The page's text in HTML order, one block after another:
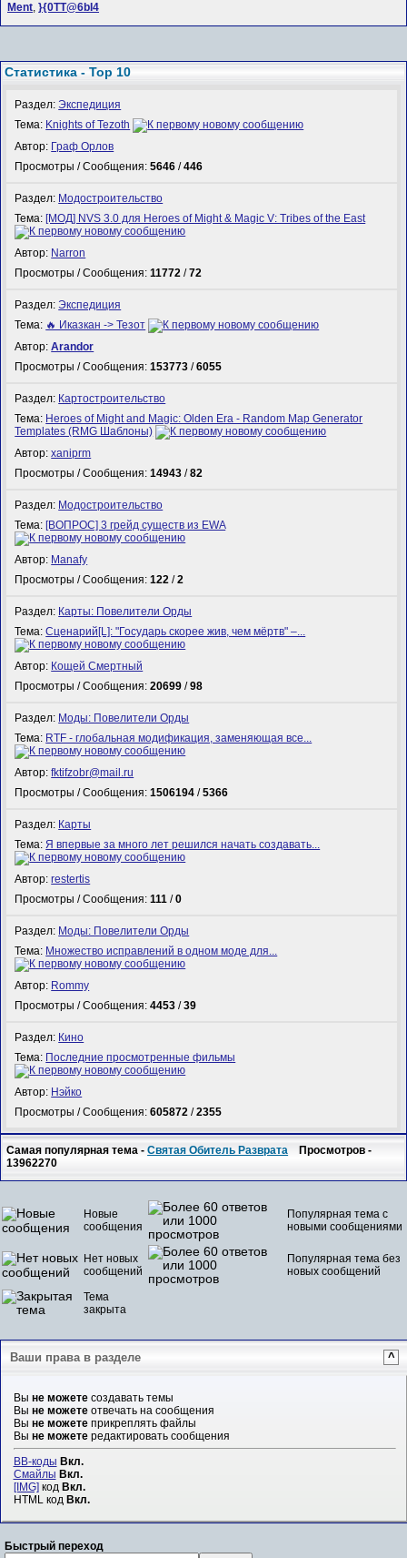
Ment, }{0TT@6bI4
Статистика - Top 10
Раздел:Экспедиция
Тема: Knights of Tezoth
Автор: Граф Орлов
Просмотры / Сообщения:5646 /446
Раздел: Модостроительство
Тема: [МОД] NVS 3.0 для Heroes of Might & Magic V: Tribes of the East
Автор: Narron
Просмотры / Сообщения:11772 /72
Раздел:Экспедиция
Тема: 🔥 Иказкан -> Тезот
Автор:Arandor
Просмотры / Сообщения:153773 /6055
Раздел: Картостроительство
Тема: Heroes of Might and Magic: Olden Era - Random Map Generator
Templates (RMG Шаблоны)
Автор:xaniprm
Просмотры / Сообщения:14943 /82
Раздел: Модостроительство
Тема: [ВОПРОС] 3 грейд существ из EWA
Автор: Manafy
Просмотры / Сообщения:122 /2
Раздел: Карты: Повелители Орды
Тема:Сценарий[L]: "Государь скорее жив, чем мёртв" –...
Автор: Кощей Смертный
Просмотры / Сообщения:20699 /98
Раздел: Моды: Повелители Орды
Тема: RTF - глобальная модификация, заменяющая все...
Автор:fktifzobr@mail.ru
Просмотры / Сообщения:1506194 /5366
Раздел: Карты
Тема:Я впервые за много лет решился начать создавать...
Автор:restertis
Просмотры / Сообщения:111 /0
Раздел: Моды: Повелители Орды
Тема: Множество исправлений в одном моде для...
Автор: Rommy
Просмотры / Сообщения:4453 /39
Раздел: Кино
Тема: Последние просмотренные фильмы
Автор: Нэйко
Просмотры / Сообщения:605872 /2355
Самая популярная тема -Святая Обитель Разврата Просмотров -
13962270
Новые
сообщения
Популярная тема с
новыми сообщениями
Нет новых
сообщений
Популярная тема без
новых сообщений
Тема
закрыта
Ваши права в разделе ^
Вы не можетесоздавать темы
Вы не можетеотвечать на сообщения
Вы не можетеприкреплять файлы
Вы не можетередактировать сообщения
BB-коды Вкл.
Смайлы Вкл.
[IMG]код Вкл.
HTML код Вкл.
Быстрый переход